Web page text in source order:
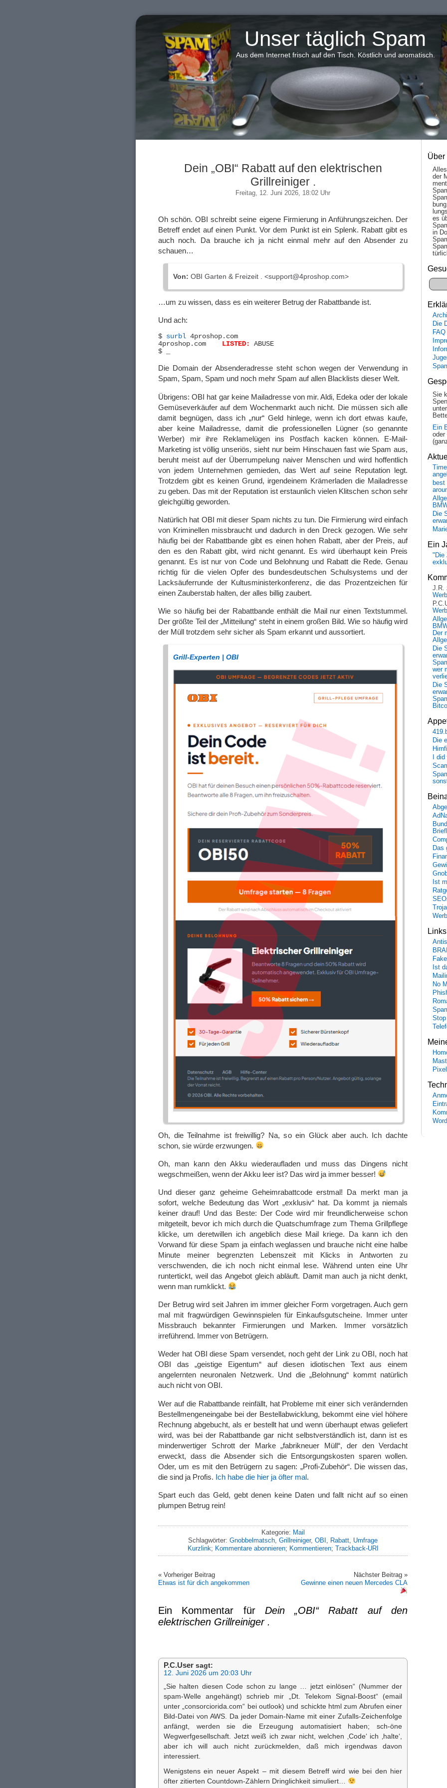
Unser täglich Spam
Aus dem Internet frisch auf den Tisch. Köstlich und aromatisch.
Dein „OBI“ Rabatt auf den elektrischen
Grillreiniger .
Freitag, 12. Juni 2026, 18:02 Uhr
Oh schön. OBI schreibt seine eigene Firmierung in Anführungszeichen. Der
Betreff endet auf einen Punkt. Vor dem Punkt ist ein Splenk. Rabatt gibt es
auch noch. Da brauche ich ja nicht einmal mehr auf den Absender zu
schauen…
Von: OBI Garten & Freizeit . <support@4proshop.com>
…um zu wissen, dass es ein weiterer Betrug der Rabattbande ist.
Und ach:
$ surbl 4proshop.com
LISTED:
ABUSE
Die Domain der Absenderadresse steht schon wegen der Verwendung in
Spam, Spam, Spam und noch mehr Spam auf allen Blacklists dieser Welt.
Übrigens: OBI hat gar keine Mailadresse von mir. Aldi, Edeka oder der lokale
Gemüseverkäufer auf dem Wochenmarkt auch nicht. Die müssen sich alle
damit begnügen, dass ich „nur“ Geld hinlege, wenn ich dort etwas kaufe,
aber keine Mailadresse, damit die professionellen Lügner (so genannte
Werber) mir ihre Reklamelügen ins Postfach kacken können. E-Mail-
Marketing ist völlig unseriös, sieht nur beim Hinschauen fast wie Spam aus,
beruht meist auf der Überrumpelung naiver Menschen und wird hoffentlich
von jedem Unternehmen gemieden, das Wert auf seine Reputation legt.
Trotzdem gibt es keinen Grund, irgendeinem Krämerladen die Mailadresse
zu geben. Das mit der Reputation ist erstaunlich vielen Klitschen schon sehr
gleichgültig geworden.
Natürlich hat OBI mit dieser Spam nichts zu tun. Die Firmierung wird einfach
von Kriminellen missbraucht und dadurch in den Dreck gezogen. Wie sehr
häufig bei der Rabattbande gibt es einen hohen Rabatt, aber der Preis, auf
den es den Rabatt gibt, wird nicht genannt. Es wird überhaupt kein Preis
genannt. Es ist nur von Code und Belohnung und Rabatt die Rede. Genau
richtig für die vielen Opfer des bundesdeutschen Schulsystems und der
Lacksäuferrunde der Kultusministerkonferenz, die das Prozentzeichen für
einen Zauberstab halten, der alles billig zaubert.
Wie so häufig bei der Rabattbande enthält die Mail nur einen Textstummel.
Der größte Teil der „Mitteilung“ steht in einem großen Bild. Wie so häufig wird
der Müll trotzdem sehr sicher als Spam erkannt und aussortiert.
Grill-Experten | OBI
Oh, die Teilnahme ist freiwillig? Na, so ein Glück aber auch. Ich dachte
schon, sie würde erzwungen.
Oh, man kann den Akku wiederaufladen und muss das Dingens nicht
wegschmeißen, wenn der Akku leer ist? Das wird ja immer besser!
Und dieser ganz geheime Geheimrabattcode erstmal! Da merkt man ja
sofort, welche Bedeutung das Wort „exklusiv“ hat. Da kommt ja niemals
keiner drauf! Und das Beste: Der Code wird mir freundlicherweise schon
mitgeteilt, bevor ich mich durch die Quatschumfrage zum Thema Grillpflege
klicke, um deretwillen ich angeblich diese Mail kriege. Da kann ich den
Vorwand für diese Spam ja einfach weglassen und brauche nicht eine halbe
Minute meiner begrenzten Lebenszeit mit Klicks in Antworten zu
verschwenden, die ich noch nicht einmal lese. Während unten eine Uhr
runtertickt, weil das Angebot gleich abläuft. Damit man auch ja nicht denkt,
wenn man rumklickt.
Der Betrug wird seit Jahren im immer gleicher Form vorgetragen. Auch gern
mal mit fragwürdigen Gewinnspielen für Einkaufsgutscheine. Immer unter
Missbrauch bekannter Firmierungen und Marken. Immer vorsätzlich
irreführend. Immer von Betrügern.
Weder hat OBI diese Spam versendet, noch geht der Link zu OBI, noch hat
OBI das „geistige Eigentum“ auf diesen idiotischen Text aus einem
angelernten neuronalen Netzwerk. Und die „Belohnung“ kommt natürlich
auch nicht von OBI.
Wer auf die Rabattbande reinfällt, hat Probleme mit einer sich verändernden
Bestellmengeneingabe bei der Bestellabwicklung, bekommt eine viel höhere
Rechnung abgebucht, als er bestellt hat und wenn überhaupt etwas geliefert
wird, was bei der Rabattbande gar nicht selbstverständlich ist, dann ist es
minderwertiger Schrott der Marke „fabrikneuer Müll“, der den Verdacht
erweckt, dass die Absender sich die Entsorgungskosten sparen wollen.
Oder, um es mit den Betrügern zu sagen: „Profi-Zubehör“. Die wissen das,
die sind ja Profis. Ich habe die hier ja öfter mal.
Spart euch das Geld, gebt denen keine Daten und fallt nicht auf so einen
plumpen Betrug rein!
Kategorie: Mail
Schlagwörter: Gnobbelmatsch Grillreiniger, OBI Rabatt Umfrage
Kurzlink; Kommentare abonnieren; Kommentieren; Trackback-URI
« Vorheriger Beitrag
Etwas ist für dich angekommen
Nächster Beitrag »
Gewinne einen neuen Mercedes CLA
Ein Kommentar für Dein „OBI“ Rabatt auf den
elektrischen Grillreiniger .
P.C.User sagt:
12. Juni 2026 um 20:03 Uhr
„Sie halten diesen Code schon zu lange … jetzt einlösen“ (Nummer der
spam-Welle angehängt) schrieb mir „Dt. Telekom Signal-Boost“ (email
unter „consorciorida.com“ bei outlook) und schickte html zum Abrufen einer
Bild-Datei von AWS. Da jeder Domain-Name mit einer Zufalls-Zeichenfolge
anfängt, werden sie die Erzeugung automatisiert haben; sch-öne
Wegwerfgesellschaft. Jetzt weiß ich zwar nicht, welchen ‚Code‘ ich ‚halte‘,
aber ich will auch nicht zurückmelden, daß mich irgendwas davon
interessiert.
Wenigstens ein neuer Aspekt – mit diesem Betreff wird wie bei den hier
öfter zitierten Countdown-Zählern Dringlichkeit simuliert…
Über
der
es
in
Die
FAQ
Sie
Ein
oder
Die
Ein
"Die
J.R.
Der
Die
wer
Die
Die
I
Das
Ist
Ist
No